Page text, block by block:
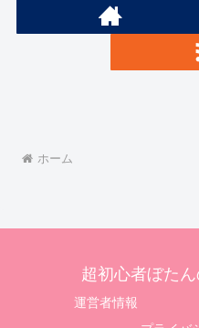
ホーム
超初心者ぼた
運営者情報